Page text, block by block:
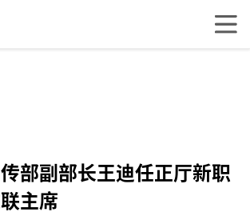
部副部长王迪任正厅新职
主席